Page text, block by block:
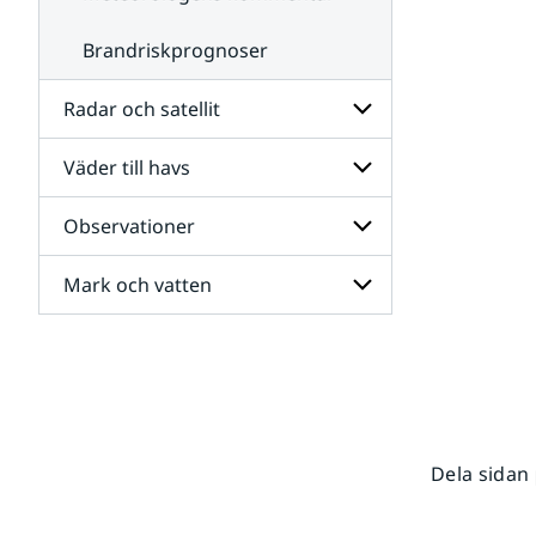
Brandriskprognoser
Radar och satellit
Undersidor
för
Radar
och
satellit
Väder till havs
Undersidor
för
Väder
till
havs
Observationer
Undersidor
för
Mark och vatten
Dela sidan